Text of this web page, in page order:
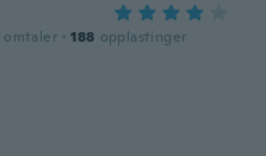
omtaler · 188 opplastinger